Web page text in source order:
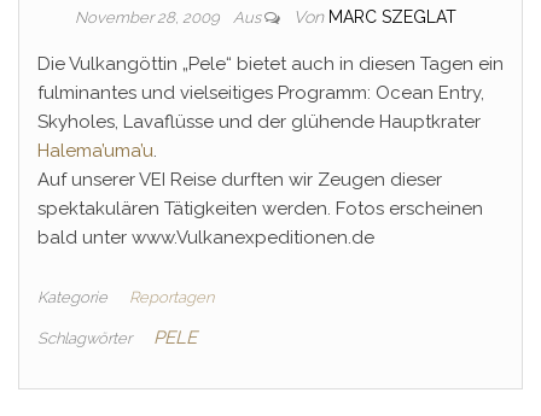
November 28, 2009 Aus Von MARC SZEGLAT
Die Vulkangöttin „Pele“ bietet auch in diesen Tagen ein
fulminantes und vielseitiges Programm: Ocean Entry,
Skyholes, Lavaflüsse und der glühende Hauptkrater
Halema’uma’u.
Auf unserer VEI Reise durften wir Zeugen dieser
spektakulären Tätigkeiten werden. Fotos erscheinen
bald unter www.Vulkanexpeditionen.de
Kategorie Reportagen
Schlagwörter PELE